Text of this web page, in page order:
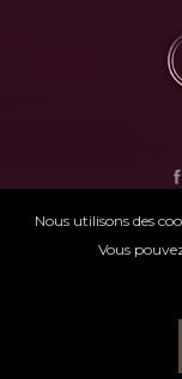
Nous utilisons des
Vous